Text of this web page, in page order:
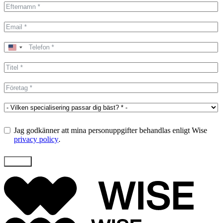
United
+1
Jag godkänner att mina personuppgifter behandlas enligt Wise
privacy policy.